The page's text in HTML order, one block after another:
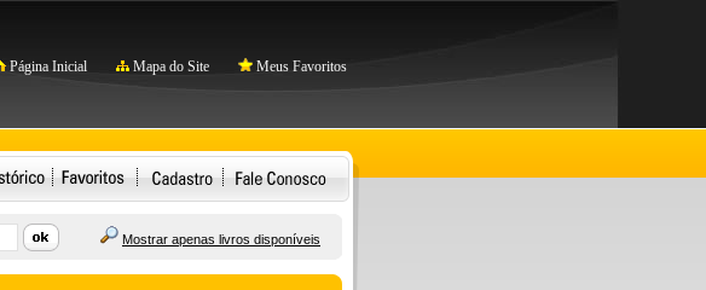
Página Inicial Mapa do Site Meus Favoritos
Mostrar apenas livros disponíveis